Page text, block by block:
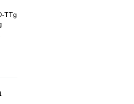
TTg